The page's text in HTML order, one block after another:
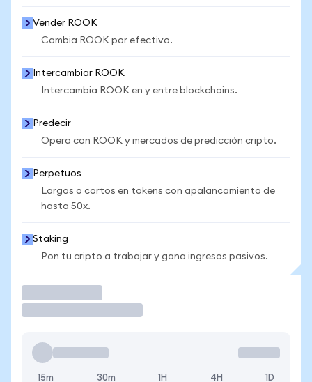
Vender ROOK
Cambia ROOK por efectivo.
Intercambiar ROOK
Intercambia ROOK en y entre blockchains.
Predecir
Opera con ROOK y mercados de predicción cripto.
Perpetuos
Largos o cortos en tokens con apalancamiento de
hasta 50x.
Staking
Pon tu cripto a trabajar y gana ingresos pasivos.
15m 30m 1H 4H 1D